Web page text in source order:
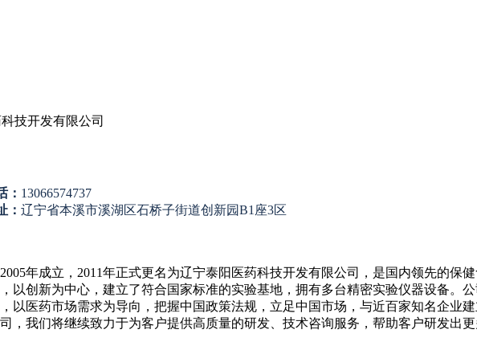
技开发有限公司
： 13066574737
： 辽宁省本溪市溪湖区石桥子街道创新园B1座3区
年成立，2011年正式更名为辽宁泰阳医药科技开发有限公司，是国内领先的保
以创新为中心，建立了符合国家标准的实验基地，拥有多台精密实验仪器设备。
以医药市场需求为导向，把握中国政策法规，立足中国市场，与近百家知名企业
，我们将继续致力于为客户提供高质量的研发、技术咨询服务，帮助客户研发出更